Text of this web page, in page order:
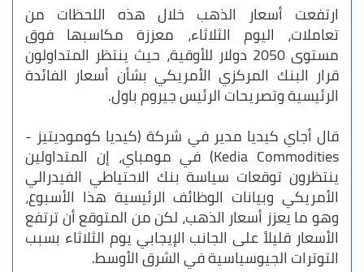
ارتفعت أسعار الذهب خلال هذه اللحظات من
تعاملات، اليوم الثلاثاء، معززة مكاسبها فوق
مستوى 2050 دولار للأوقية، حيث ينتظر المتداولون
قرار البنك المركزي الأمريكي بشأن أسعار الفائدة
الرئيسية وتصريحات الرئيس جيروم باول.
قال أجاي كيديا مدير في شركة (كيديا كوموديتيز -
Kedia Commodities) في مومباي، إن المتداولين
ينتظرون توقعات سياسة بنك الاحتياطي الفيدرالي
الأمريكي وبيانات الوظائف الرئيسية هذا الأسبوع،
وهو ما يعزز أسعار الذهب، لكن من المتوقع أن ترتفع
الأسعار قليلاً على الجانب الإيجابي يوم الثلاثاء بسبب
التوترات الجيوسياسية في الشرق الأوسط.